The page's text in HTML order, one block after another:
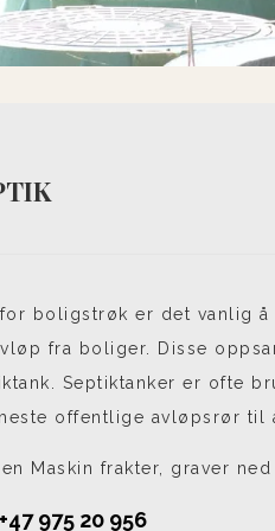
boligstrøk er det vanlig
fra boliger. Disse
Septiktanker er ofte
offentlige avløpsrør til
Maskin frakter, graver
+47 975 20 956